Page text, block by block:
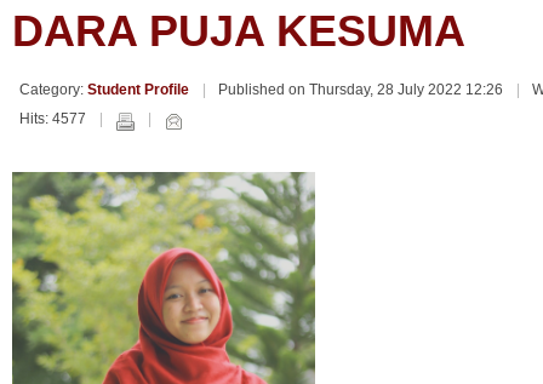
DARA PUJA KESUMA
Category: Student Profile Published on Thursday, 28 July 2022 12:26
Hits: 4577